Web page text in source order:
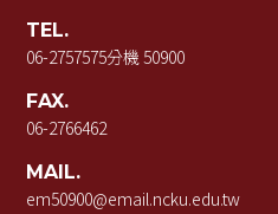
TEL.
06-2757575分機 50900
FAX.
06-2766462
MAIL.
em50900@email.ncku.edu.tw